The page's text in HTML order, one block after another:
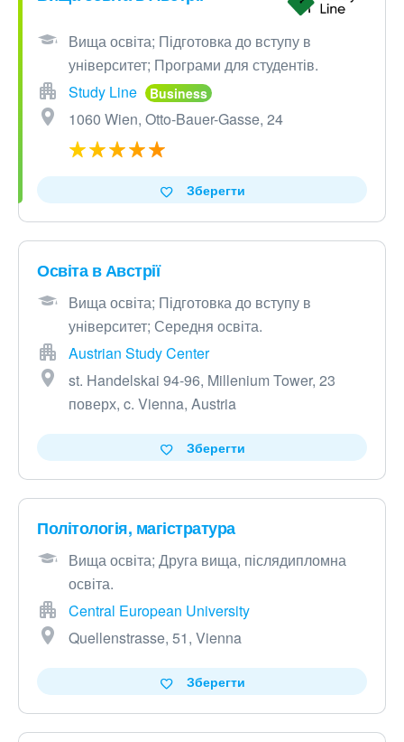
Вища освіта; Підготовка до вступу в
університет; Програми для студентів.
Study Line
1060 Wien, Otto-Bauer-Gasse, 24
Зберегти
Освіта в Австрії
Вища освіта; Підготовка до вступу в
університет; Середня освіта.
Austrian Study Center
st. Handelskai 94-96, Millenium Tower, 23
поверх, c. Vienna, Austria
Зберегти
Політологія, магістратура
Вища освіта; Друга вища, післядипломна
освіта.
Central European University
Quellenstrasse, 51, Vienna
Зберегти